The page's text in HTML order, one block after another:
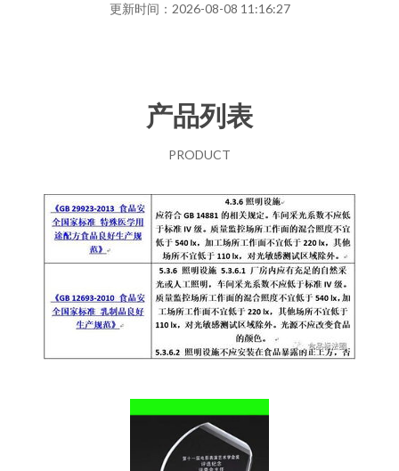
更新时间：2026-08-08 11:16:27
产品列表
PRODUCT